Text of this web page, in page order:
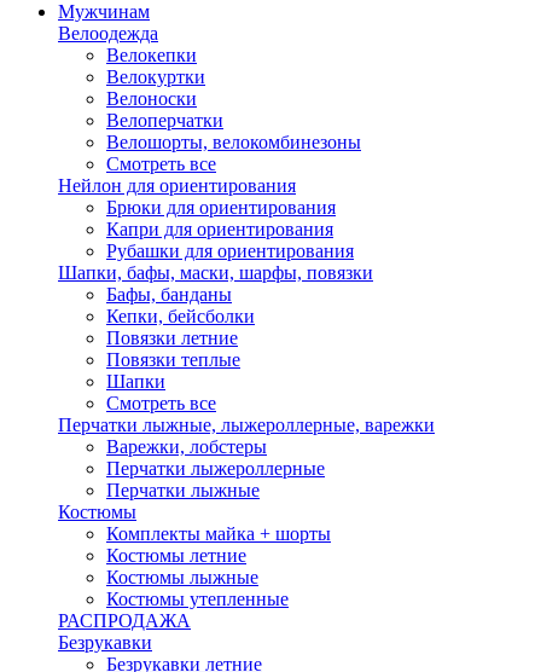
Мужчинам
Велоодежда
Велокепки
Велокуртки
Велоноски
Велоперчатки
Велошорты, велокомбинезоны
Смотреть все
Нейлон для ориентирования
Брюки для ориентирования
Капри для ориентирования
Рубашки для ориентирования
Шапки, бафы, маски, шарфы, повязки
Бафы, банданы
Кепки, бейсболки
Повязки летние
Повязки теплые
Шапки
Смотреть все
Перчатки лыжные, лыжероллерные, варежки
Варежки, лобстеры
Перчатки лыжероллерные
Перчатки лыжные
Костюмы
Комплекты майка + шорты
Костюмы летние
Костюмы лыжные
Костюмы утепленные
РАСПРОДАЖА
Безрукавки
Безрукавки летние